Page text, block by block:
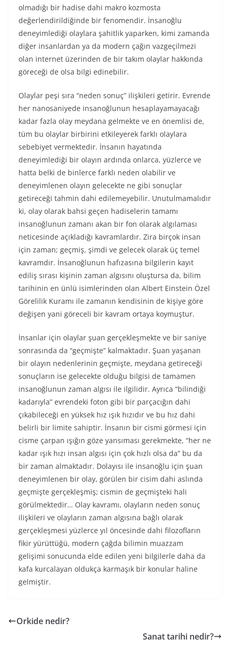
olmadığı bir hadise dahi makro kozmosta
değerlendirildiğinde bir fenomendir. İnsanoğlu
deneyimlediği olaylara şahitlik yaparken, kimi zamanda
diğer insanlardan ya da modern çağın vazgeçilmezi
olan internet üzerinden de bir takım olaylar hakkında
göreceği de olsa bilgi edinebilir.
Olaylar peşi sıra “neden sonuç” ilişkileri getirir. Evrende
her nanosaniyede insanoğlunun hesaplayamayacağı
kadar fazla olay meydana gelmekte ve en önemlisi de,
tüm bu olaylar birbirini etkileyerek farklı olaylara
sebebiyet vermektedir. İnsanın hayatında
deneyimlediği bir olayın ardında onlarca, yüzlerce ve
hatta belki de binlerce farklı neden olabilir ve
deneyimlenen olayın gelecekte ne gibi sonuçlar
getireceği tahmin dahi edilemeyebilir. Unutulmamalıdır
ki, olay olarak bahsi geçen hadiselerin tamamı
insanoğlunun zamanı akan bir fon olarak algılaması
neticesinde açıkladığı kavramlardır. Zira birçok insan
için zaman; geçmiş, şimdi ve gelecek olarak üç temel
kavramdır. İnsanoğlunun hafızasına bilgilerin kayıt
ediliş sırası kişinin zaman algısını oluştursa da, bilim
tarihinin en ünlü isimlerinden olan Albert Einstein Özel
Görelilik Kuramı ile zamanın kendisinin de kişiye göre
değişen yani göreceli bir kavram ortaya koymuştur.
İnsanlar için olaylar şuan gerçekleşmekte ve bir saniye
sonrasında da “geçmişte” kalmaktadır. Şuan yaşanan
bir olayın nedenlerinin geçmişte, meydana getireceği
sonuçların ise gelecekte olduğu bilgisi de tamamen
insanoğlunun zaman algısı ile ilgilidir. Ayrıca “bilindiği
kadarıyla” evrendeki foton gibi bir parçacığın dahi
çıkabileceği en yüksek hız ışık hızıdır ve bu hız dahi
belirli bir limite sahiptir. İnsanın bir cismi görmesi için
cisme çarpan ışığın göze yansıması gerekmekte, “her ne
kadar ışık hızı insan algısı için çok hızlı olsa da” bu da
bir zaman almaktadır. Dolayısı ile insanoğlu için şuan
deneyimlenen bir olay, görülen bir cisim dahi aslında
geçmişte gerçekleşmiş; cismin de geçmişteki hali
görülmektedir… Olay kavramı, olayların neden sonuç
ilişkileri ve olayların zaman algısına bağlı olarak
gerçekleşmesi yüzlerce yıl öncesinde dahi filozofların
fikir yürüttüğü, modern çağda bilimin muazzam
gelişimi sonucunda elde edilen yeni bilgilerle daha da
kafa kurcalayan oldukça karmaşık bir konular haline
gelmiştir.
Orkide nedir?
Sanat tarihi nedir?